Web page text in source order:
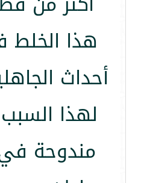
هذا
أحداث
لهذا
مندوحة